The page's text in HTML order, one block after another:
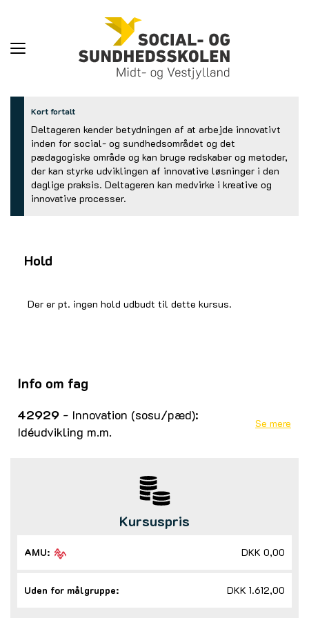
Toggle
Kort fortalt
Deltageren kender betydningen af at arbejde innovativt
inden for social- og sundhedsområdet og det
pædagogiske område og kan bruge redskaber og metoder,
der kan styrke udviklingen af innovative løsninger i den
daglige praksis. Deltageren kan medvirke i kreative og
innovative processer.
Hold
Der er pt. ingen hold udbudt til dette kursus.
Info om fag
42929 - Innovation (sosu/pæd):
Idéudvikling m.m.
Se mere
Kursuspris
AMU: DKK 0,00
Uden for målgruppe: DKK 1.612,00